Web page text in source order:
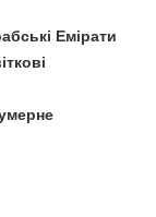
Емірати